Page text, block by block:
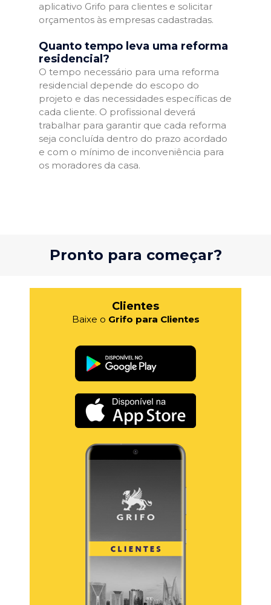
aplicativo Grifo para clientes e solicitar
orçamentos às empresas cadastradas.
Quanto tempo leva uma reforma
residencial?
O tempo necessário para uma reforma
residencial depende do escopo do
projeto e das necessidades específicas de
cada cliente. O profissional deverá
trabalhar para garantir que cada reforma
seja concluída dentro do prazo acordado
e com o mínimo de inconveniência para
os moradores da casa.
Pronto para começar?
Clientes
Baixe o Grifo para Clientes